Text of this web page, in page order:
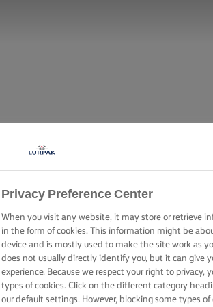
Privacy Preference Center
When you visit any website, it may store or retrieve
in the form of cookies. This information might be
device and is mostly used to make the site work as
does not usually directly identify you, but it can give
experience. Because we respect your right to privacy,
types of cookies. Click on the different category
our default settings. However, blocking some types